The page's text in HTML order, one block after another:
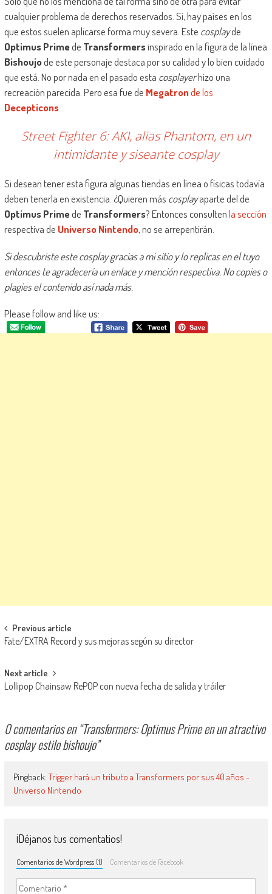
cualquier problema de derechos reservados. Sí, hay países en los
que estos suelen aplicarse forma muy severa. Este cosplayde
Optimus Primede Transformersinspirado en la figura de la línea
Bishoujode este personaje destaca por su calidad y lo bien cuidado
que está. No por nada en el pasado esta cosplayerhizo una
recreación parecida. Pero esa fue de Megatronde los
Decepticons.
Street Fighter 6: AKI, alias Phantom, en un
intimidante y siseante cosplay
Si desean tener esta figura algunas tiendas en línea o físicas todavía
deben tenerla en existencia. ¿Quieren más cosplayaparte del de
Optimus Primede Transformers? Entonces consultenla sección
respectiva de Universo Nintendo, no se arrepentirán.
Si descubriste este cosplay gracias a mi sitio y lo replicas en el tuyo
entonces te agradecería un enlace y mención respectiva. No copies o
plagies el contenido así nada más.
Please follow and like us:
Navegación de entradas
Previous article
Fate/EXTRA Record y sus mejoras según su director
Next article
Lollipop Chainsaw RePOP con nueva fecha de salida y tráiler
0 comentarios en “Transformers: Optimus Prime en un atractivo
cosplay estilo bishoujo”
Pingback: Trigger hará un tributo a Transformers por sus 40 años -
Universo Nintendo
¡Déjanos tus comentatios!
Comentarios de Wordpress (1) Comentarios de Facebook